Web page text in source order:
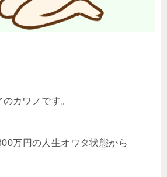
カワノです。
万円の人生オワタ状態から